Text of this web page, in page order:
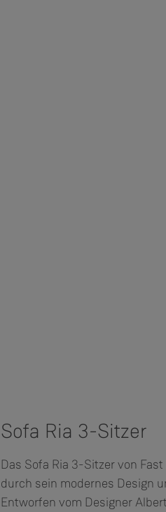
Sofa Ria 3-Sitzer
Das Sofa Ria 3-Sitzer von
durch sein modernes Design
Entworfen vom Designer